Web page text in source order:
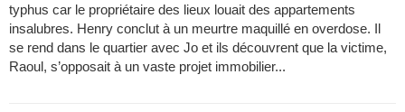
typhus car le propriétaire des lieux louait des appartements
insalubres. Henry conclut à un meurtre maquillé en overdose. Il
se rend dans le quartier avec Jo et ils découvrent que la victime,
Raoul, s’opposait à un vaste projet immobilier...